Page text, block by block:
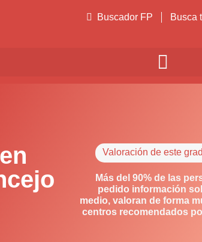
Buscador FP Busca
Valoración de este
Más del 90% de las
pedido información
medio, valoran de forma
centros recomendados